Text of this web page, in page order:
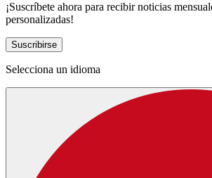
¡Suscríbete ahora para recibir noticias
personalizadas!
Suscribirse
Selecciona un idioma